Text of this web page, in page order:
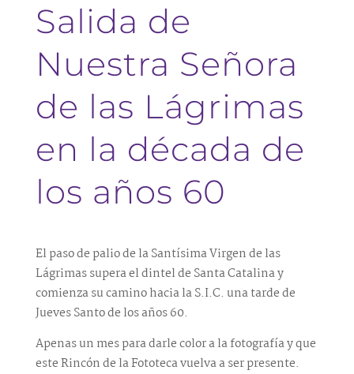
Salida de
Nuestra Señora
de las Lágrimas
en la década de
los años 60
El paso de palio de la Santísima Virgen de las
Lágrimas supera el dintel de Santa Catalina y
comienza su camino hacia la S.I.C. una tarde de
Jueves Santo de los años 60.
Apenas un mes para darle color a la fotografía y que
este Rincón de la Fototeca vuelva a ser presente.